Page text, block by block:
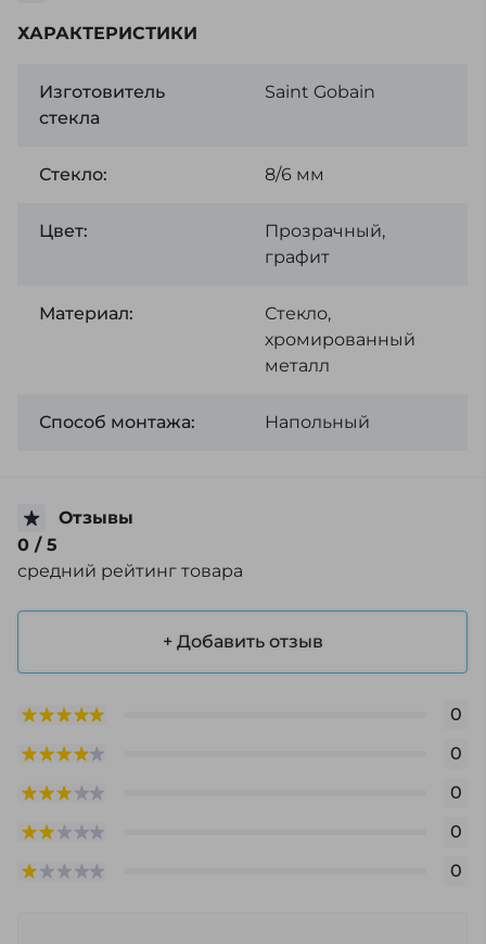
ХАРАКТЕРИСТИКИ
Изготовитель
стекла
Saint Gobain
Стекло: 8/6 мм
Цвет:
Прозрачный,
графит
Материал:
Стекло,
хромированный
металл
Способ монтажа: Напольный
Отзывы
0 / 5
средний рейтинг товара
+ Добавить отзыв
0
0
0
0
0